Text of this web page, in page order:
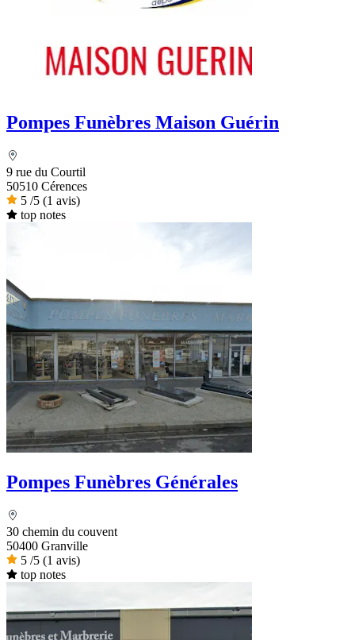
Pompes Funèbres Maison Guérin
9 rue du Courtil
50510 Cérences
5 /5 (1 avis)
top notes
Pompes Funèbres Générales
30 chemin du couvent
50400 Granville
5 /5 (1 avis)
top notes